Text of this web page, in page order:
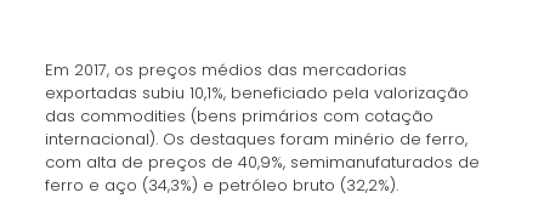
Em 2017, os preços médios das mercadorias
exportadas subiu 10,1%, beneficiado pela valorização
das commodities (bens primários com cotação
internacional). Os destaques foram minério de ferro,
com alta de preços de 40,9%, semimanufaturados de
ferro e aço (34,3%) e petróleo bruto (32,2%).